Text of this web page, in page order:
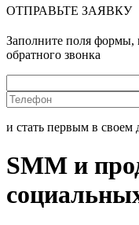
ОТПРАВЬТЕ ЗАЯВКУ
Заполните поля формы,
обратного звонка
и стать первым в своем
SMM и